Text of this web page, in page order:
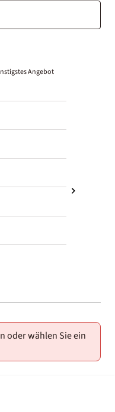
Angebot
oder wählen Sie ein